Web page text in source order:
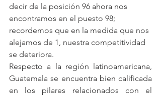
decir de la posición 96 ahora nos
encontramos en el puesto 98;
recordemos que en la medida que nos
alejamos de 1, nuestra competitividad
se deteriora.
Respecto a la región latinoamericana,
Guatemala se encuentra bien calificada
en los pilares relacionados con el